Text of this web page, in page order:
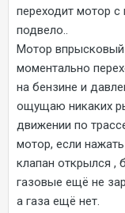
переходит мотор с
подвело..
Мотор
моментально
на бензине и
ощущаю никаких
движении по
мотор, если
клапан открылся ,
газовые ещё не
а газа ещё нет.